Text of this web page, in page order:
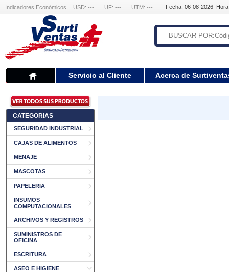
Indicadores Económicos USD: --- UF: --- UTM: --- Fecha: 06-08-2026
Servicio al Cliente Acerca de
CATEGORIAS
SEGURIDAD INDUSTRIAL
CAJAS DE ALIMENTOS
MENAJE
MASCOTAS
PAPELERIA
INSUMOS
COMPUTACIONALES
ARCHIVOS Y REGISTROS
SUMINISTROS DE
OFICINA
ESCRITURA
ASEO E HIGIENE